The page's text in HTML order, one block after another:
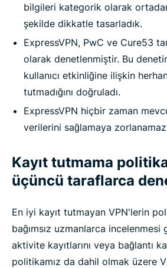
bilgileri kategorik olarak
şekilde dikkatle tasarladık.
ExpressVPN, PwC ve Cure53
olarak denetlenmiştir. Bu
kullanıcı etkinliğine ilişkin
tutmadığını doğruladı.
ExpressVPN hiçbir zaman
verilerini sağlamaya
Kayıt tutmama
üçüncü taraflarca
En iyi kayıt tutmayan VPN'lerin
bağımsız uzmanlarca incelenmesi
aktivite kayıtlarını veya bağlantı
politikamız da dahil olmak üzere